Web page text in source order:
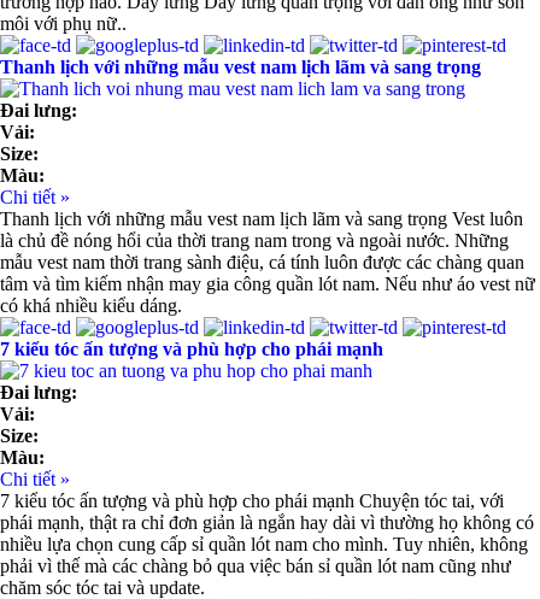
môi với phụ nữ..
Thanh lịch với những mẫu vest nam lịch lãm và sang trọng
Đai lưng:
Vải:
Size:
Màu:
Chi tiết »
Thanh lịch với những mẫu vest nam lịch lãm và sang trọng Vest luôn
là chủ đề nóng hổi của thời trang nam trong và ngoài nước. Những
mẫu vest nam thời trang sành điệu, cá tính luôn được các chàng quan
tâm và tìm kiếm nhận may gia công quần lót nam. Nếu như áo vest nữ
có khá nhiều kiểu dáng.
7 kiểu tóc ấn tượng và phù hợp cho phái mạnh
Đai lưng:
Vải:
Size:
Màu:
Chi tiết »
7 kiểu tóc ấn tượng và phù hợp cho phái mạnh Chuyện tóc tai, với
phái mạnh, thật ra chỉ đơn giản là ngắn hay dài vì thường họ không có
nhiều lựa chọn cung cấp sỉ quần lót nam cho mình. Tuy nhiên, không
phải vì thế mà các chàng bỏ qua việc bán sỉ quần lót nam cũng như
chăm sóc tóc tai và update.